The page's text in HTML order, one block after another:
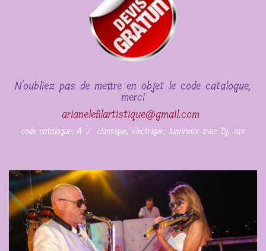
N'oubliez pas de mettre en objet le code catalogue,
merci
arianelefilartistique@gmail.com
code catalogue: A V classique, electrique, lumineux avec Dj, sax